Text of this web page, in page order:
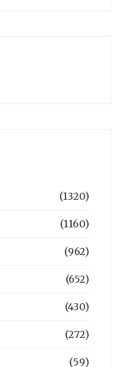
(1320)
(1160)
(962)
(652)
(430)
(272)
(59)